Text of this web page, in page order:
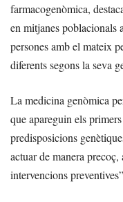
farmacogenòmica,
en mitjanes poblacionals
persones amb el mateix
diferents segons la seva
La medicina genòmica
que apareguin els
predisposicions
actuar de manera
intervencions